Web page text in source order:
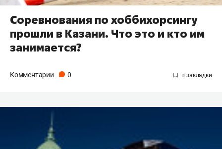
Соревнования по хоббихорсингу
прошли в Казани. Что это и кто им
занимается?
Комментарии 0